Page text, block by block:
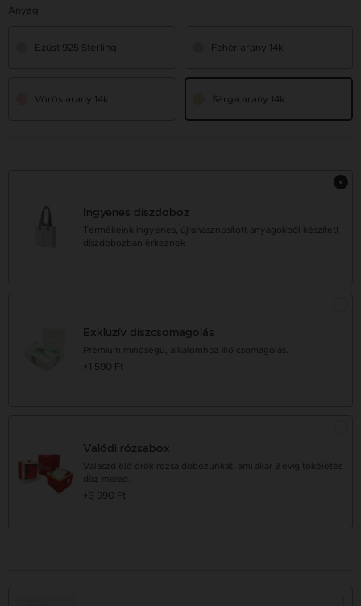
Anyag
Ezüst 925 Sterling Fehér arany 14k
Vörös arany 14k Sárga arany 14k
Ingyenes díszdoboz
Termékeink ingyenes, újrahasznosított anyagokból készített
díszdobozban érkeznek
Exkluzív díszcsomagolás
Prémium minőségű, alkalomhoz illő csomagolás.
+1 590 Ft
Valódi rózsabox
Válaszd élő örök rózsa dobozunkat, ami akár 3 évig tökéletes
dísz marad.
+3 990 Ft